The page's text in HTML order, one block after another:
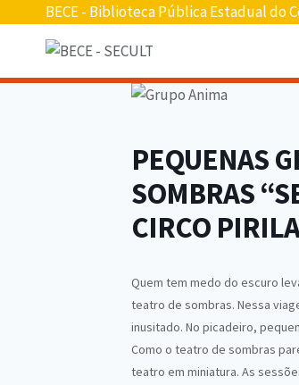
conteúdo
BECE - Biblioteca Pública Estadual do
PEQUENAS
SOMBRAS
CIRCO
Quem tem medo do escuro
teatro de sombras. Nessa
inusitado. No picadeiro,
Como o teatro de sombras
teatro em miniatura. As